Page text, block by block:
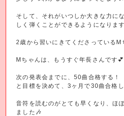
そして、それがいつしか大きな力に
しく弾くことができるようになりま
2歳から習いにきてくださっているM
Mちゃんは、もうすぐ年長さんです💕
次の発表会までに、50曲合格する！
と目標を決めて、3ヶ月で30曲合格し
音符を読むのがとても早くなり、ほ
ました🎶